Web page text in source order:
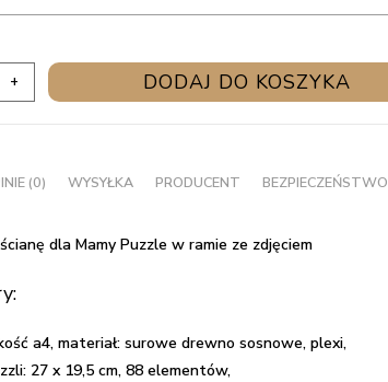
+ DODAJ DO KOSZYKA
(0) WYSYŁKA PRODUCENT BEZPIECZEŃSTWO
dla Mamy Puzzle w ramie ze zdjęciem
a4, materiał: surowe drewno sosnowe, plexi,
27 x 19,5 cm, 88 elementów,